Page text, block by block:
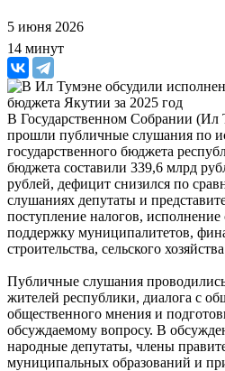
5 июня 2026
14 минут
В Государственном Собрании
прошли публичные слушания по
государственного бюджета
бюджета составили 339,6 млрд
рублей, дефицит снизился по
слушаниях депутаты и
поступление налогов, исполнение
поддержку муниципалитетов,
строительства, сельского
Публичные слушания
жителей республики, диалога с
общественного мнения и
обсуждаемому вопросу. В
народные депутаты, члены
муниципальных образований и